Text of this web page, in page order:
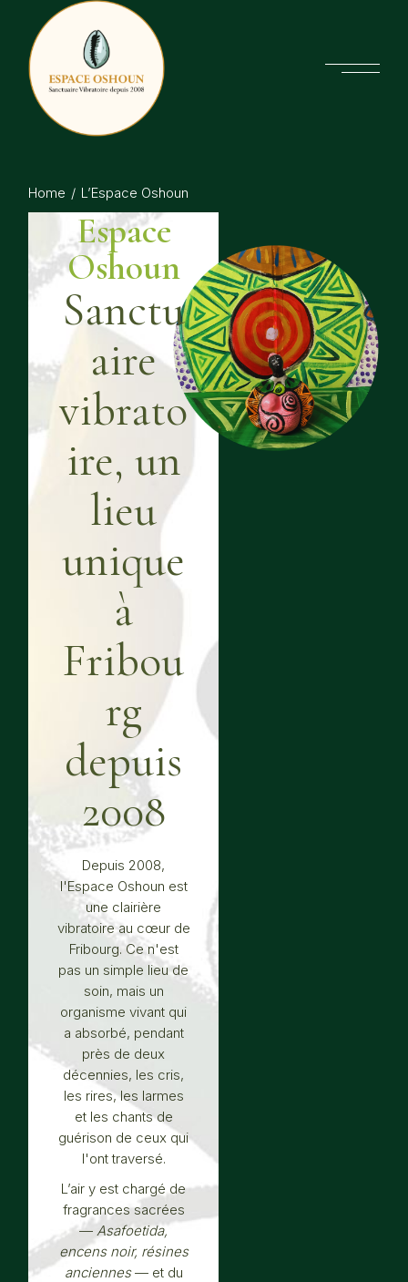
Home L’Espace Oshoun
Espace
Oshoun
Sanctu
aire
vibrato
ire, un
lieu
unique
à
Fribou
rg
depuis
2008
Depuis 2008,
l'Espace Oshoun est
une clairière
vibratoire au cœur de
Fribourg. Ce n'est
pas un simple lieu de
soin, mais un
organisme vivant qui
a absorbé, pendant
près de deux
décennies, les cris,
les rires, les larmes
et les chants de
guérison de ceux qui
l'ont traversé.
L’air y est chargé de
fragrances sacrées
—Asafoetida,
encens noir, résines
anciennes— et du